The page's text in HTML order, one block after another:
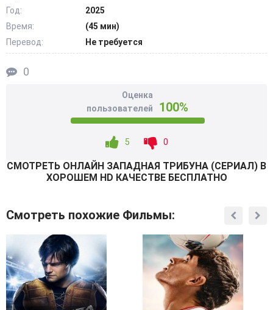
Даже президент UEFA, когда спустился с кубком для
награждения, с изумлением заметил, что победила не та
команда, которую он собрался награждать. Аникеев
дебютировал в 2004 году, в матче с Порту,
играет в Лиге Чемпионов. @Filmix.fan
Год:
2025
Время:
(45 мин)
Перевод:
Не требуется
0
Оценка
пользователей
100%
5 0
СМОТРEТЬ ОНЛАЙН ЗАПАДНАЯ ТРИБУНА (СЕРИАЛ) В
ХОРОШЕМ HD КАЧЕСТВЕ БЕСПЛАТНО
Смотреть похожие Фильмы: